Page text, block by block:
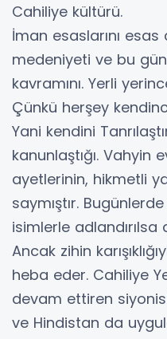
Cahiliye kültürü.
İman esaslarını
medeniyeti ve bu
kavramını. Yerli
Çünkü herşey
Yani kendini
kanunlaştığı. Vahyin
ayetlerinin, hikmetli
saymıştır.
isimlerle
Ancak zihin
heba eder. Cahiliye
devam ettiren
ve Hindistan da